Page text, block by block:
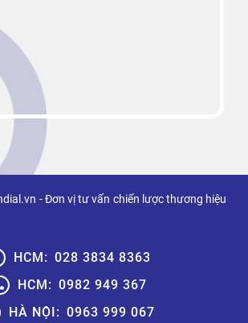
HCM: 028 3834 8363
HCM: 0982 949 367
HÀ NỘI: 0963 999 067
- Đơn vị tư vấn chiến lược thương hiệu